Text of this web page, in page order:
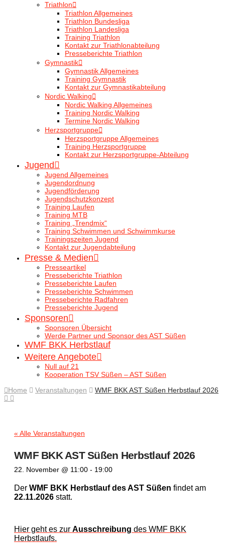
Triathlon
Triathlon Allgemeines
Triathlon Bundesliga
Triathlon Landesliga
Training Triathlon
Kontakt zur Triathlonabteilung
Presseberichte Triathlon
Gymnastik
Gymnastik Allgemeines
Training Gymnastik
Kontakt zur Gymnastikabteilung
Nordic Walking
Nordic Walking Allgemeines
Training Nordic Walking
Termine Nordic Walking
Herzsportgruppe
Herzsportgruppe Allgemeines
Training Herzsportgruppe
Kontakt zur Herzsportgruppe-Abteilung
Jugend
Jugend Allgemeines
Jugendordnung
Jugendförderung
Jugendschutzkonzept
Training Laufen
Training MTB
Training „Trendmix“
Training Schwimmen und Schwimmkurse
Trainingszeiten Jugend
Kontakt zur Jugendabteilung
Presse & Medien
Presseartikel
Presseberichte Triathlon
Presseberichte Laufen
Presseberichte Schwimmen
Presseberichte Radfahren
Presseberichte Jugend
Sponsoren
Sponsoren Übersicht
Werde Partner und Sponsor des AST Süßen
WMF BKK Herbstlauf
Weitere Angebote
Null auf 21
Kooperation TSV Süßen – AST Süßen
Home
Veranstaltungen WMF BKK AST Süßen Herbstlauf 2026
« Alle Veranstaltungen
WMF BKK AST Süßen Herbstlauf 2026
22. November @ 11:00 - 19:00
Der WMF BKK Herbstlauf des AST Süßen findet am
22.11.2026 statt.
Hier geht es zur Ausschreibung des WMF BKK
Herbstlaufs.